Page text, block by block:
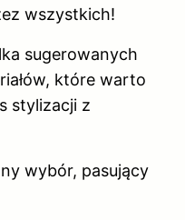
wszystkich!
sugerowanych
które warto
stylizacji z
wybór, pasujący